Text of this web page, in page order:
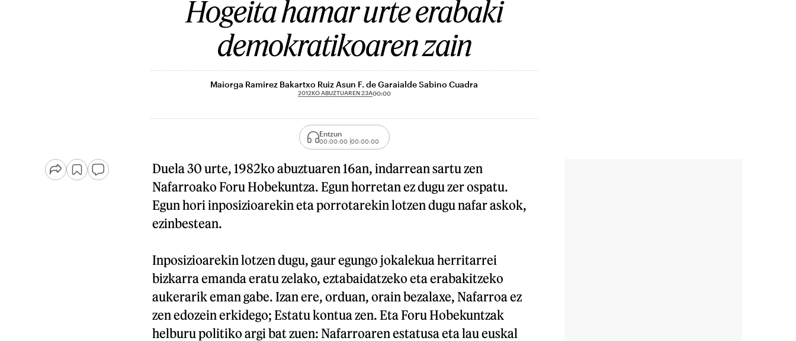
Hogeita hamar urte erabaki
demokratikoaren zain
Maiorga Ramirez Bakartxo Ruiz Asun F. de Garaialde Sabino Cuadra
2012KO ABUZTUAREN 23A00:00
Entzun
00:00:00 00:00:00
Duela 30 urte, 1982ko abuztuaren 16an, indarrean sartu zen
Nafarroako Foru Hobekuntza. Egun horretan ez dugu zer ospatu.
Egun hori inposizioarekin eta porrotarekin lotzen dugu nafar askok,
ezinbestean.
Inposizioarekin lotzen dugu, gaur egungo jokalekua herritarrei
bizkarra emanda eratu zelako, eztabaidatzeko eta erabakitzeko
aukerarik eman gabe. Izan ere, orduan, orain bezalaxe, Nafarroa ez
zen edozein erkidego; Estatu kontua zen. Eta Foru Hobekuntzak
helburu politiko argi bat zuen: Nafarroaren estatusa eta lau euskal